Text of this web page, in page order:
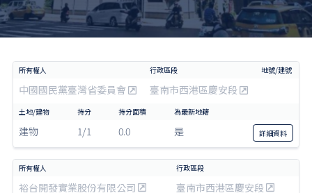
中國國民黨臺灣省委員會 臺南市西港區慶安段
建物 1/1 0.0 是 詳細資料
裕台開發實業股份有限公司 臺南市西港區慶安段